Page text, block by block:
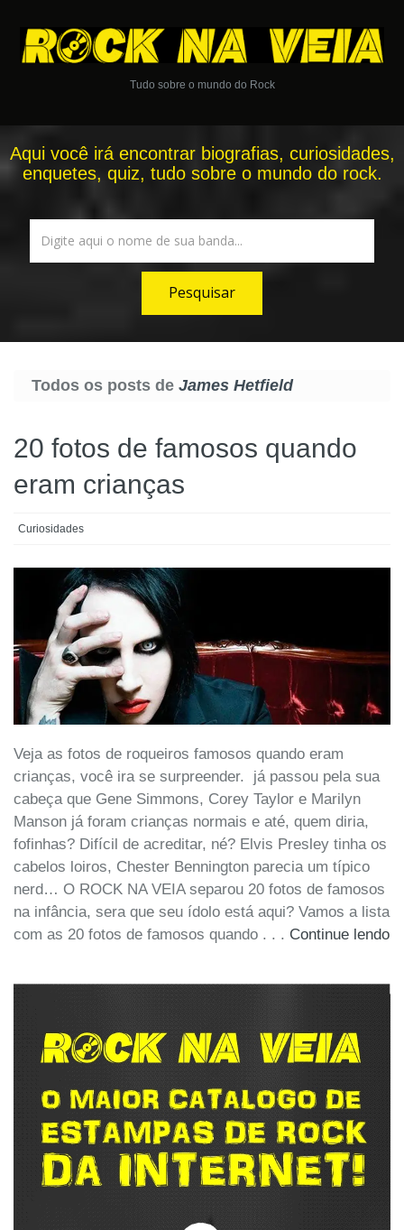
Tudo sobre o mundo do Rock
Aqui você irá encontrar biografias, curiosidades,
enquetes, quiz, tudo sobre o mundo do rock.
Todos os posts de James Hetfield
20 fotos de famosos quando
eram crianças
Curiosidades
Veja as fotos de roqueiros famosos quando eram
crianças, você ira se surpreender. já passou pela sua
cabeça que Gene Simmons, Corey Taylor e Marilyn
Manson já foram crianças normais e até, quem diria,
fofinhas? Difícil de acreditar, né? Elvis Presley tinha os
cabelos loiros, Chester Bennington parecia um típico
nerd… O ROCK NA VEIA separou 20 fotos de famosos
na infância, sera que seu ídolo está aqui? Vamos a lista
com as 20 fotos de famosos quando . . . Continue lendo